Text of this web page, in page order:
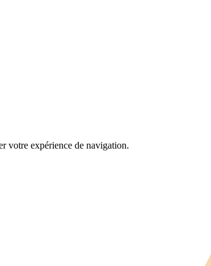
votre expérience de navigation.